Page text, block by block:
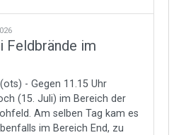
Feldbrände im
- Gegen 11.15 Uhr
(15. Juli) im Bereich der
Am selben Tag kam es
im Bereich End, zu